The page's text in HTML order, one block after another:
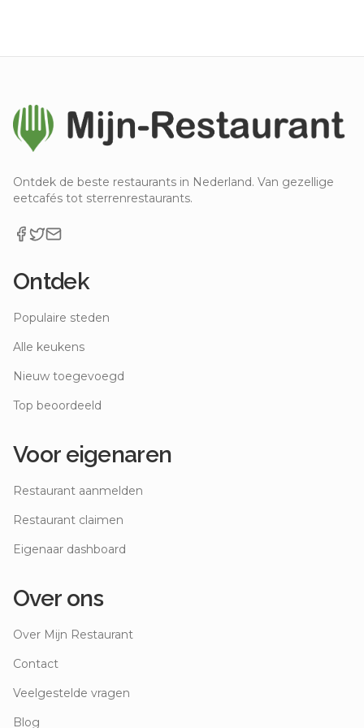
Ontdek de beste restaurants in Nederland. Van gezellige
eetcafés tot sterrenrestaurants.
Ontdek
Populaire steden
Alle keukens
Nieuw toegevoegd
Top beoordeeld
Voor eigenaren
Restaurant aanmelden
Restaurant claimen
Eigenaar dashboard
Over ons
Over Mijn Restaurant
Contact
Veelgestelde vragen
Blog